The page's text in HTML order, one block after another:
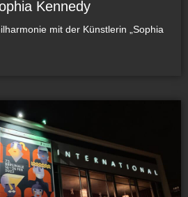
Kennedy
mit der Künstlerin „Sophia